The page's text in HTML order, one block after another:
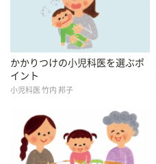
かかりつけの小児科医を選ぶポ
イント
小児科医 竹内 邦子